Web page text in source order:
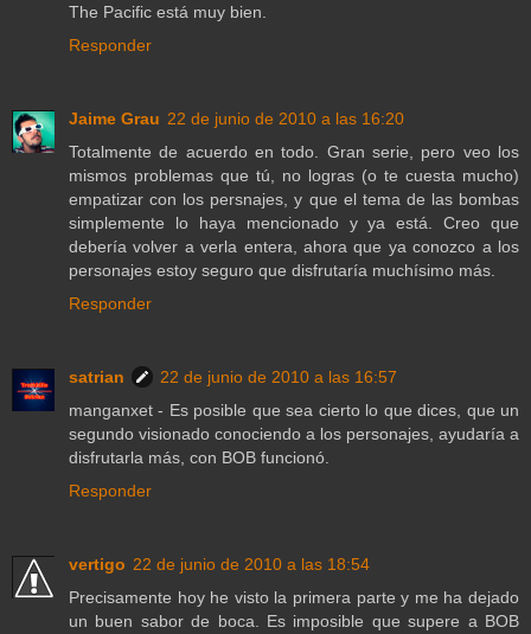
The Pacific está muy bien.
Responder
Jaime Grau 22 de junio de 2010 a las 16:20
Totalmente de acuerdo en todo. Gran serie, pero veo los
mismos problemas que tú, no logras (o te cuesta mucho)
empatizar con los persnajes, y que el tema de las bombas
simplemente lo haya mencionado y ya está. Creo que
debería volver a verla entera, ahora que ya conozco a los
personajes estoy seguro que disfrutaría muchísimo más.
Responder
satrian
22 de junio de 2010 a las 16:57
manganxet - Es posible que sea cierto lo que dices, que un
segundo visionado conociendo a los personajes, ayudaría a
disfrutarla más, con BOB funcionó.
Responder
vertigo 22 de junio de 2010 a las 18:54
Precisamente hoy he visto la primera parte y me ha dejado
un buen sabor de boca. Es imposible que supere a BOB